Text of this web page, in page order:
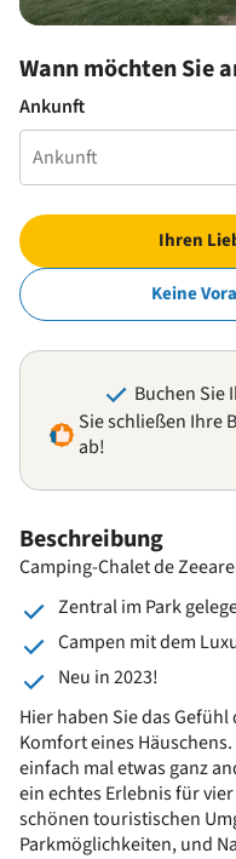
Beschreibung
Camping-Chalet de
Zentral im Park
Campen mit dem
Neu in 2023!
Hier haben Sie das
Komfort eines
einfach mal etwas ganz
ein echtes Erlebnis für
schönen touristischen
Parkmöglichkeiten, und
Wann möchten Sie
Ankunft
Ihren
Keine
Buchen Sie
Sie schließen Ihre
ab!